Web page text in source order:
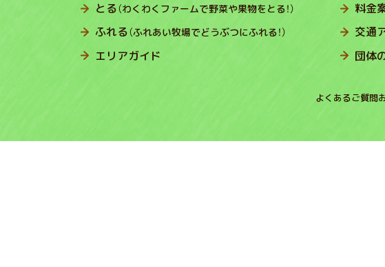
とる（わくわくファームで野菜や果物をとる！）
ふれる（ふれあい牧場でどうぶつにふれる！）
エリアガイド
料金
交通
団体
よくあるご質問